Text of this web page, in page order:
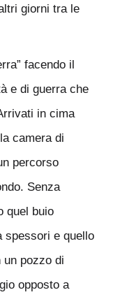
giorni tra le
facendo il
e di guerra che
in cima
camera di
percorso
Senza
quel buio
spessori e quello
pozzo di
opposto a